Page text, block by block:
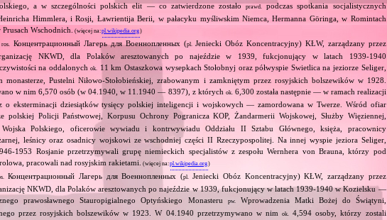
a w szczególności polskich elit — co zatwierdzone zostałoprawd. podczas spotkania socjalistycznych
Himmlera, i Rosji, Ławrientija Berii, w pałacyku myśliwskim Niemca, Hermanna Göringa, w Romintach
Wschodnich.
(więcej na:pl.wikipedia.org)
ros. Концентрационный Лагерь для Военнопленных (pl.
Jeniecki Obóz Koncentracyjny) KŁW, zarządzany przez
NKWD, dla Polaków aresztowanych po najeździe w 1939, fukcjonujący w latach 1939‐1940
na oddalonychok.
11 km Ostaszkowa wysepkach Stołobnyj oraz półwyspie Swietlica na jeziorze Seliger,
monasterze, Pustelni Niłowo‐Stołobieńskiej, zrabowanym i zamkniętym przez rosyjskich bolszewików w 1928.
w nim 6,570 osób (w 04.1940, w 11.1940 — 8397), z których ok. 6,300 została następnie — w ramach realizacji
o eksterminacji dziesiątków tysięcy polskiej inteligencji i wojskowych — zamordowana w Twerze. Wśród ofiar
polskiej Policji Państwowej, Korpusu Ochrony Pogranicza KOP, Żandarmerii Wojskowej, Służby Więziennej,
Polskiego, oficerowie wywiadu i kontrwywiadu Oddziału II Sztabu Głównego, księża, pracownicy
leśnicy oraz osadnicy wojskowi ze wschodniej części II Rzeczypospolitej. Na innej wyspie jeziora Seliger,
Rosjanie przetrzymywali grupę niemieckich specjalistów z zespołu Wernhera von Brauna, którzy pod
pracowali nad rosyjskim rakietami.
(więcej na:pl.wikipedia.org)
Концентрационный Лагерь для Военнопленных (pl.
Jeniecki Obóz Koncentracyjny) KŁW, zarządzany przez
NKWD, dla Polaków aresztowanych po najeździe w 1939, fukcjonujący w latach 1939‐1940 w Kozielsku —
prawosławnego Stauropigialnego Optyńskiego Monasteru
pw.
Wprowadzenia Matki Bożej do Świątyni,
przez rosyjskich bolszewików w 1923. W 04.1940 przetrzymywano w nimok.
4,594 osoby, którzy zostali